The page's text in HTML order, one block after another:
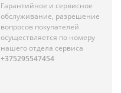
Гарантийное и сервисное
обслуживание, разрешение
вопросов покупателей
осуществляется по номеру
нашего отдела сервиса
+375295547454